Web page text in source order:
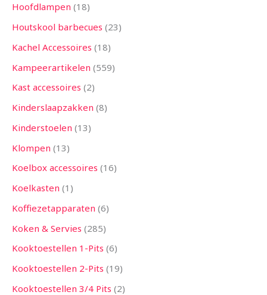
Hoofdlampen 18
Houtskool barbecues 23
Kachel Accessoires 18
Kampeerartikelen 559
Kast accessoires 2
Kinderslaapzakken 8
Kinderstoelen 13
Klompen 13
Koelbox accessoires 16
Koelkasten 1
Koffiezetapparaten 6
Koken & Servies 285
Kooktoestellen 1-Pits 6
Kooktoestellen 2-Pits 19
Kooktoestellen 3/4 Pits 2